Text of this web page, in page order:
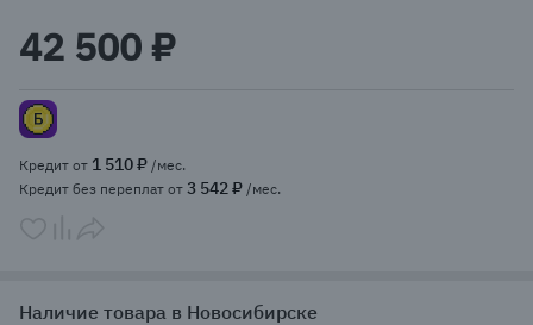
of
2
42 500 ₽
Кредит от 1 510 ₽ /мес.
Кредит без переплат от 3 542 ₽ /мес.
Наличие товара в Новосибирске